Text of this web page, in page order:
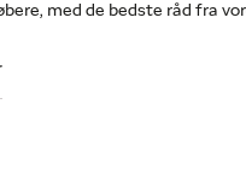
med de bedste råd fra